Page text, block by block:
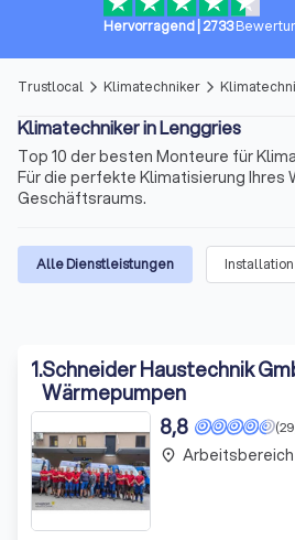
Hervorragend| 2733
Trustlocal arrow_forward_ios Klimatechniker arrow_forward_ios
Klimatechniker in Lenggries
Top 10 der besten Monteure für
Für die perfekte Klimatisierung Ihres
Geschäftsraums.
Alle Dienstleistungen
1.Schneider Haustechnik
Wärmepumpen
8,8
place